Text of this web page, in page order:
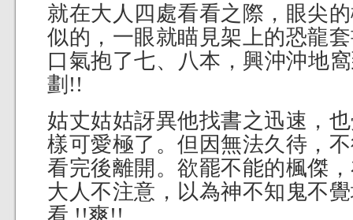
就在大人四處看看之際，眼尖
似的，一眼就瞄見架上的恐龍
口氣抱了七、八本，興沖沖地
劃!!
姑丈姑姑訝異他找書之迅速，
樣可愛極了。但因無法久待，
看完後離開。欲罷不能的楓傑
大人不注意，以為神不知鬼不
看 !!爽!!